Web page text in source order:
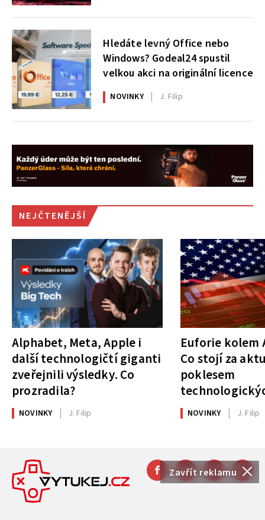
Zavřít reklamu
Hledáte levný Office nebo
Windows? Godeal24 spustil
velkou akci na originální licence
NOVINKY J. Filip
NEJČTENĚJŠÍ
Alphabet, Meta, Apple i
další technologičtí giganti
zveřejnili výsledky. Co
prozradila?
NOVINKY J. Filip
Euforie kolem
Co stojí za
poklesem
NOVINKY J. Filip